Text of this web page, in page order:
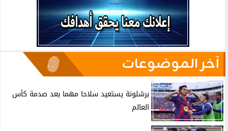
آخر الموضوعات
برشلونة يستعيد سلاحا مهما بعد صدمة كأس
العالم